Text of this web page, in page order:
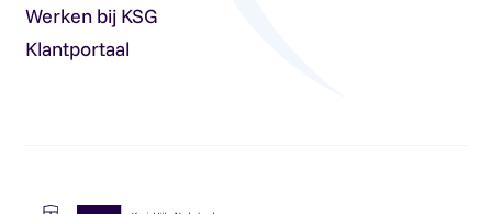
Werken bij KSG
Klantportaal